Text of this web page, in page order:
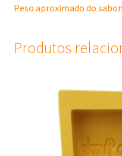
Peso aproximado do
Produtos